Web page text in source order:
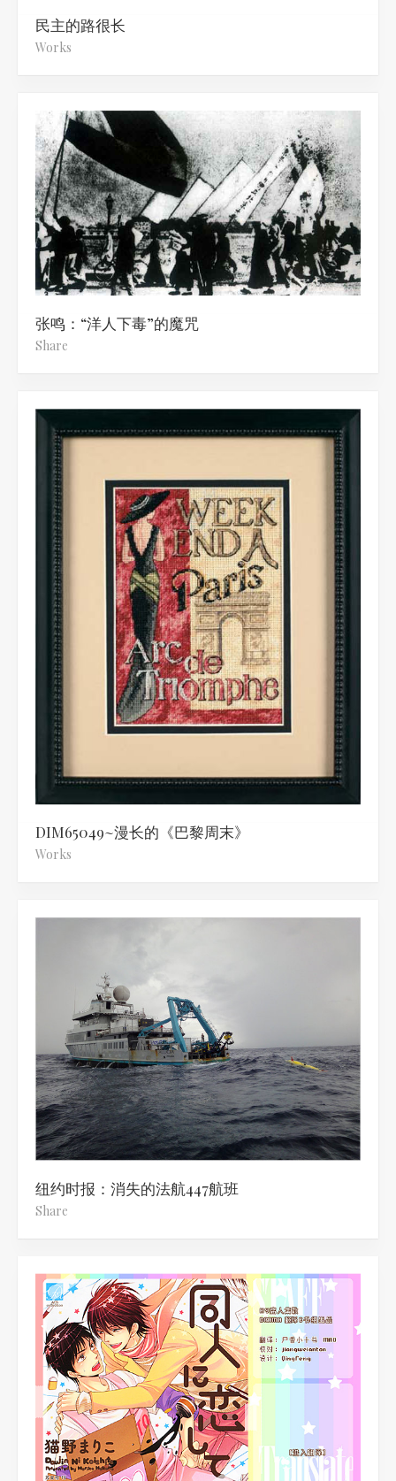
民主的路很长
Works
张鸣：“洋人下毒”的魔咒
Share
DIM65049~漫长的《巴黎周末》
Works
纽约时报：消失的法航447航班
Share